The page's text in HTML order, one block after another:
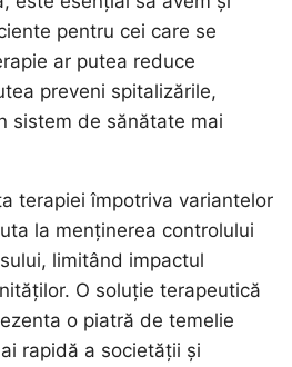
pentru cei care se
ar putea reduce
preveni spitalizările,
sistem de sănătate mai
terapiei împotriva variantelor
la menținerea controlului
limitând impactul
O soluție terapeutică
o piatră de temelie
rapidă a societății și